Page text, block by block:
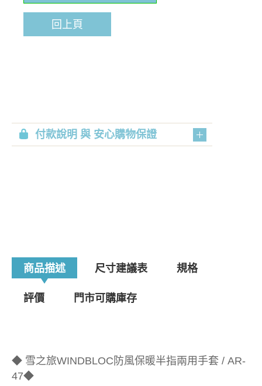
回上頁
付款說明 與 安心購物保證
商品描述 尺寸建議表 規格
評價 門市可購庫存
◆ 雪之旅WINDBLOC防風保暖半指兩用手套 / AR-
47◆